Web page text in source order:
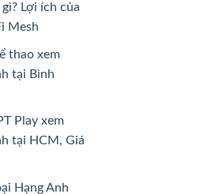
Lợi ích của
Mesh
thao xem
tại Bình
Play xem
tại HCM, Giá
Hạng Anh